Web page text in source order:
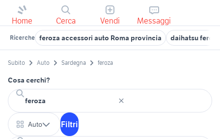
Home Cerca Vendi Messaggi
Ricerche feroza accessori auto Roma provincia daihatsu
Subito Auto Sardegna feroza
Cosa cerchi?
Auto Filtri